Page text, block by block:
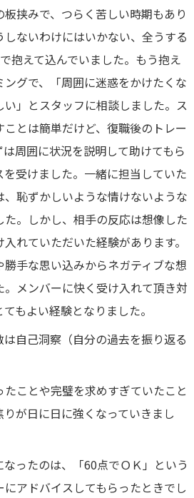
挟みで、つらく苦しい時期もあり
ないわけにはいかない、全うする
抱えて込んでいました。もう抱え
グで、「周囲に迷惑をかけたくな
」とスタッフに相談しました。ス
とは簡単だけど、復職後のトレー
周囲に状況を説明して助けてもら
受けました。一緒に担当していた
、恥ずかしいような情けないような
。しかし、相手の反応は想像した
れていただいた経験があります。
手な思い込みからネガティブな想
メンバーに快く受け入れて頂き対
もよい経験となりました。
自己洞察（自分の過去を振り返る
ことや完璧を求めすぎていたこと
が日に日に強くなっていきまし
ったのは、「60点でＯＫ」という
アドバイスしてもらったときでし